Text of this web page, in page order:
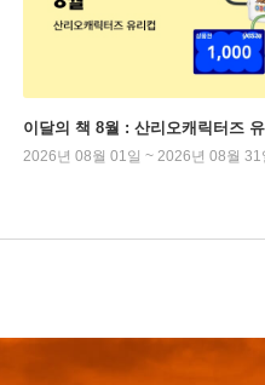
이달의 책 8월 : 산리오캐릭터즈 유
2026년 08월 01일 ~ 2026년 08월 31